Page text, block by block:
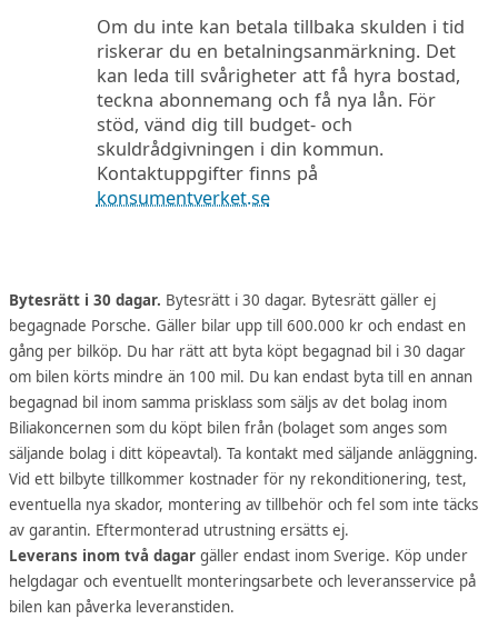
Om du inte kan betala tillbaka skulden i tid
riskerar du en betalningsanmärkning. Det
kan leda till svårigheter att få hyra bostad,
teckna abonnemang och få nya lån. För
stöd, vänd dig till budget- och
skuldrådgivningen i din kommun.
Kontaktuppgifter finns på
konsumentverket.se
Bytesrätt i 30 dagar. Bytesrätt i 30 dagar. Bytesrätt gäller ej
begagnade Porsche. Gäller bilar upp till 600.000 kr och endast en
gång per bilköp. Du har rätt att byta köpt begagnad bil i 30 dagar
om bilen körts mindre än 100 mil. Du kan endast byta till en annan
begagnad bil inom samma prisklass som säljs av det bolag inom
Biliakoncernen som du köpt bilen från (bolaget som anges som
säljande bolag i ditt köpeavtal). Ta kontakt med säljande anläggning.
Vid ett bilbyte tillkommer kostnader för ny rekonditionering, test,
eventuella nya skador, montering av tillbehör och fel som inte täcks
av garantin. Eftermonterad utrustning ersätts ej.
Leverans inom två dagar gäller endast inom Sverige. Köp under
helgdagar och eventuellt monteringsarbete och leveransservice på
bilen kan påverka leveranstiden.